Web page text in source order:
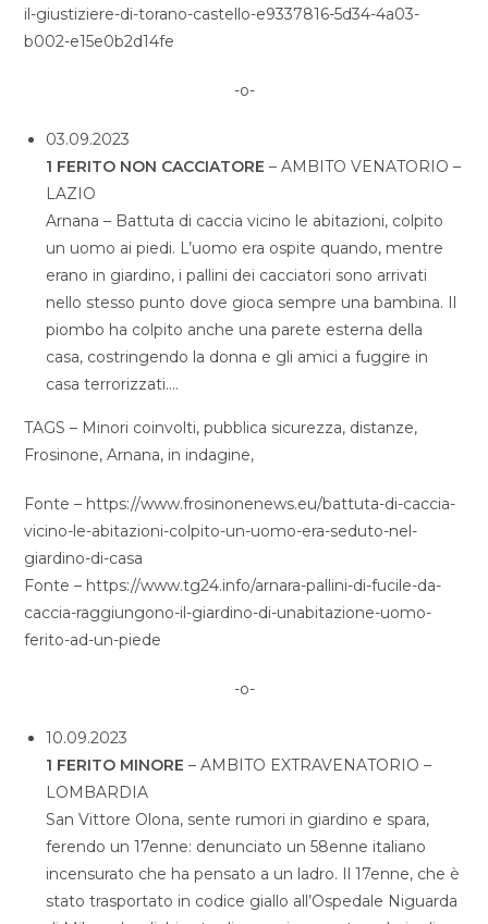
il-giustiziere-di-torano-castello-e9337816-5d34-4a03-
b002-e15e0b2d14fe
-o-
03.09.2023
1 FERITO NON CACCIATORE – AMBITO VENATORIO –
LAZIO
Arnana – Battuta di caccia vicino le abitazioni, colpito
un uomo ai piedi. L’uomo era ospite quando, mentre
erano in giardino, i pallini dei cacciatori sono arrivati
nello stesso punto dove gioca sempre una bambina. Il
piombo ha colpito anche una parete esterna della
casa, costringendo la donna e gli amici a fuggire in
casa terrorizzati….
TAGS – Minori coinvolti, pubblica sicurezza, distanze,
Frosinone, Arnana, in indagine,
Fonte – https://www.frosinonenews.eu/battuta-di-caccia-
vicino-le-abitazioni-colpito-un-uomo-era-seduto-nel-
giardino-di-casa
Fonte – https://www.tg24.info/arnara-pallini-di-fucile-da-
caccia-raggiungono-il-giardino-di-unabitazione-uomo-
ferito-ad-un-piede
-o-
10.09.2023
1 FERITO MINORE – AMBITO EXTRAVENATORIO –
LOMBARDIA
San Vittore Olona, sente rumori in giardino e spara,
ferendo un 17enne: denunciato un 58enne italiano
incensurato che ha pensato a un ladro. Il 17enne, che è
stato trasportato in codice giallo all’Ospedale Niguarda